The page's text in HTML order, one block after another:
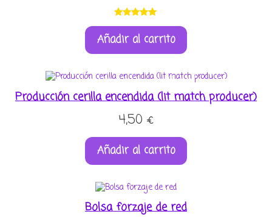
con5.00 de
de un
Añadir al carrito
Producción cerilla encendida (lit match producer)
4,50 €
Añadir al carrito
Bolsa forzaje de red